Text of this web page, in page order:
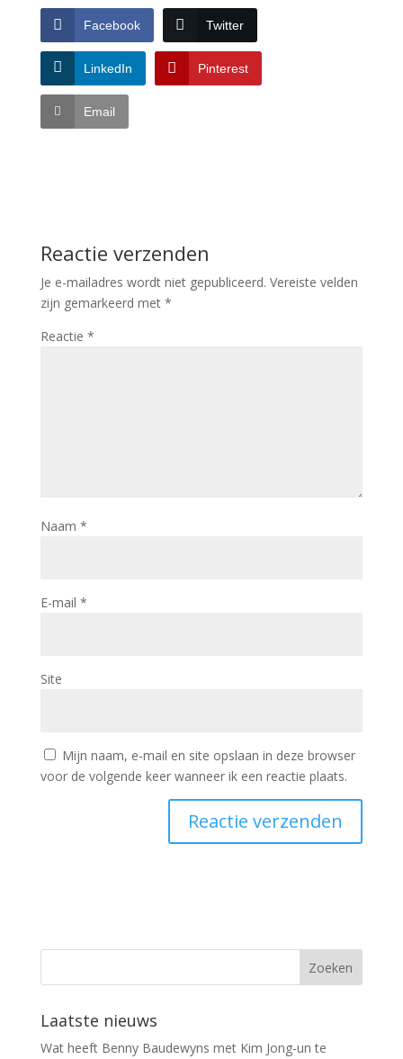
Facebook Twitter
LinkedIn Pinterest
Email
Reactie verzenden
Je e-mailadres wordt niet gepubliceerd. Vereiste velden
zijn gemarkeerd met *
Reactie *
Naam *
E-mail *
Site
Mijn naam, e-mail en site opslaan in deze browser
voor de volgende keer wanneer ik een reactie plaats.
Laatste nieuws
Wat heeft Benny Baudewyns met Kim Jong-un te